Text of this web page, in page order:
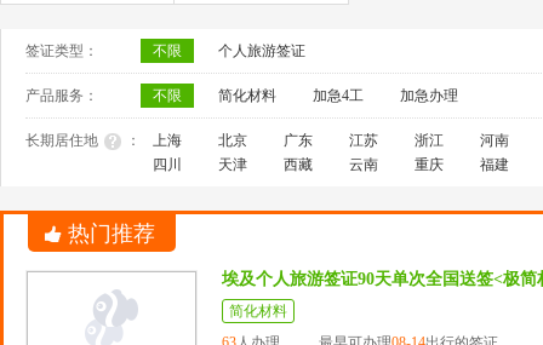
签证类型： 不限 个人旅游签证
产品服务： 不限 简化材料 加急4工 加急办理
长期居住地 ： 上海 北京 广东 江苏 浙江
河南
四川
天津 西藏 云南 重庆 福建
热门推荐
埃及个人旅游签证90天单次全国送签<极
简化材料